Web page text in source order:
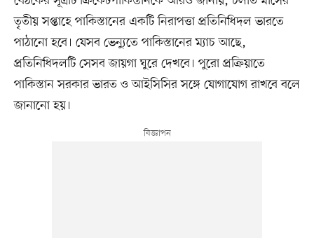
তৃতীয় সপ্তাহে পাকিস্তানের একটি নিরাপত্তা প্রতিনিধিদল ভারতে
পাঠানো হবে। যেসব ভেন্যুতে পাকিস্তানের ম্যাচ আছে,
প্রতিনিধিদলটি সেসব জায়গা ঘুরে দেখবে। পুরো প্রক্রিয়াতে
পাকিস্তান সরকার ভারত ও আইসিসির সঙ্গে যোগাযোগ রাখবে বলে
জানানো হয়।